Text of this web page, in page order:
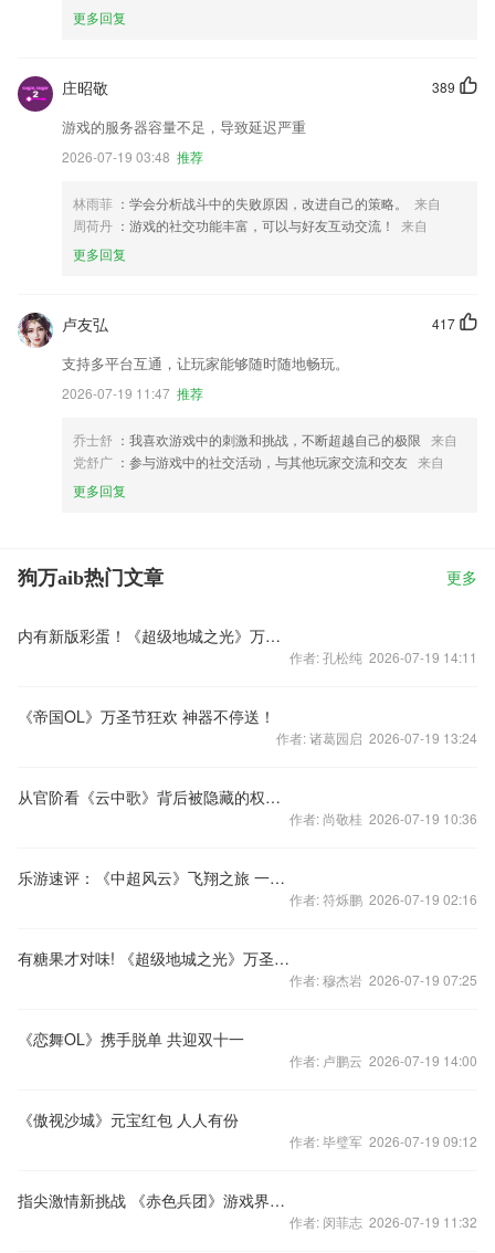
更多回复
389
庄昭敬
游戏的服务器容量不足，导致延迟严重
2026-07-19 03:48 推荐
林雨菲 ：学会分析战斗中的失败原因，改进自己的策略。
来自
周荷丹 ：游戏的社交功能丰富，可以与好友互动交流！
来自
更多回复
417
卢友弘
支持多平台互通，让玩家能够随时随地畅玩。
2026-07-19 11:47 推荐
乔士舒 ：我喜欢游戏中的刺激和挑战，不断超越自己的极限 来自
党舒广 ：参与游戏中的社交活动，与其他玩家交流和交友 来自
更多回复
狗万aib热门文章 更多
内有新版彩蛋！《超级地城之光》万圣趴即将来袭
作者: 孔松纯 2026-07-19 14:11
《帝国OL》万圣节狂欢 神器不停送！
作者: 诸葛园启 2026-07-19 13:24
从官阶看《云中歌》背后被隐藏的权谋之战
作者: 尚敬桂 2026-07-19 10:36
乐游速评：《中超风云》飞翔之旅 一战成名！
作者: 符烁鹏 2026-07-19 02:16
有糖果才对味! 《超级地城之光》万圣节派对今日开趴!
作者: 穆杰岩 2026-07-19 07:25
《恋舞OL》携手脱单 共迎双十一
作者: 卢鹏云 2026-07-19 14:00
《傲视沙城》元宝红包 人人有份
作者: 毕璧军 2026-07-19 09:12
指尖激情新挑战 《赤色兵团》游戏界面解析
作者: 闵菲志 2026-07-19 11:32